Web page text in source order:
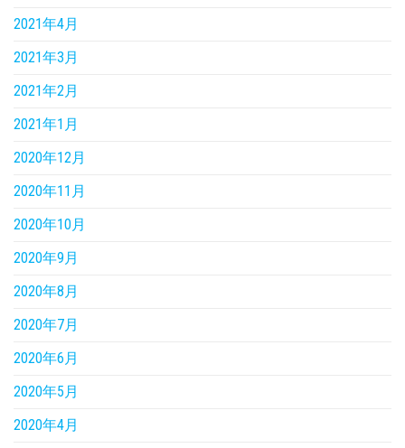
2021年4月
2021年3月
2021年2月
2021年1月
2020年12月
2020年11月
2020年10月
2020年9月
2020年8月
2020年7月
2020年6月
2020年5月
2020年4月